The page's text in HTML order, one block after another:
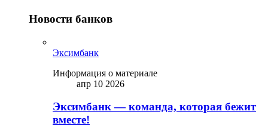
Новости банков
Эксимбанк
Информация о материале
апр 10 2026
Эксимбанк — команда, которая бежит
вместе!